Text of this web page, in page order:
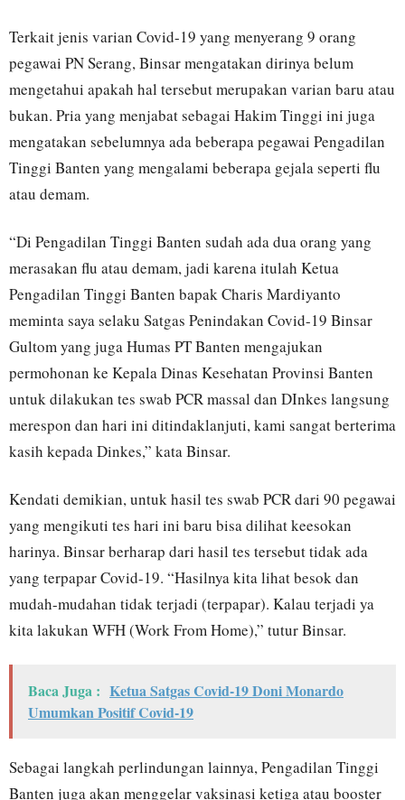
Terkait jenis varian Covid-19 yang menyerang 9 orang
pegawai PN Serang, Binsar mengatakan dirinya belum
mengetahui apakah hal tersebut merupakan varian baru atau
bukan. Pria yang menjabat sebagai Hakim Tinggi ini juga
mengatakan sebelumnya ada beberapa pegawai Pengadilan
Tinggi Banten yang mengalami beberapa gejala seperti flu
atau demam.
“Di Pengadilan Tinggi Banten sudah ada dua orang yang
merasakan flu atau demam, jadi karena itulah Ketua
Pengadilan Tinggi Banten bapak Charis Mardiyanto
meminta saya selaku Satgas Penindakan Covid-19 Binsar
Gultom yang juga Humas PT Banten mengajukan
permohonan ke Kepala Dinas Kesehatan Provinsi Banten
untuk dilakukan tes swab PCR massal dan DInkes langsung
merespon dan hari ini ditindaklanjuti, kami sangat berterima
kasih kepada Dinkes,” kata Binsar.
Kendati demikian, untuk hasil tes swab PCR dari 90 pegawai
yang mengikuti tes hari ini baru bisa dilihat keesokan
harinya. Binsar berharap dari hasil tes tersebut tidak ada
yang terpapar Covid-19. “Hasilnya kita lihat besok dan
mudah-mudahan tidak terjadi (terpapar). Kalau terjadi ya
kita lakukan WFH (Work From Home),” tutur Binsar.
Baca Juga : Ketua Satgas Covid-19 Doni Monardo
Umumkan Positif Covid-19
Sebagai langkah perlindungan lainnya, Pengadilan Tinggi
Banten juga akan menggelar vaksinasi ketiga atau booster